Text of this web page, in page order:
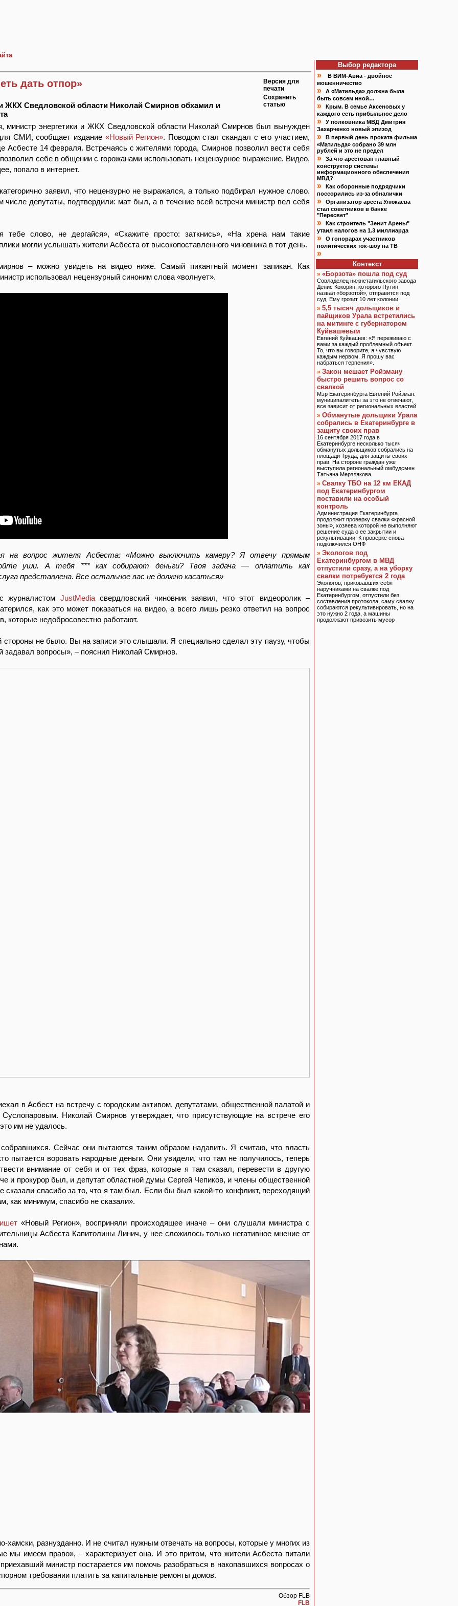
дать отпор»
ЖКХ Сведловской области Николай Смирнов обхамил и
Версия для
печати
Сохранить
статью
министр энергетики и ЖКХ Сведловской области Николай Смирнов был вынужден
СМИ, сообщает издание «Новый Регион». Поводом стал скандал с его участием,
Асбесте 14 февраля. Встречаясь с жителями города, Смирнов позволил вести себя
себе в общении с горожанами использовать нецензурное выражение. Видео,
попало в интернет.
заявил, что нецензурно не выражался, а только подбирал нужное слово.
числе депутаты, подтвердили: мат был, а в течение всей встречи министр вел себя
слово, не дергайся», «Скажите просто: заткнись», «На хрена нам такие
могли услышать жители Асбеста от высокопоставленного чиновника в тот день.
– можно увидеть на видео ниже. Самый пикантный момент запикан. Как
использовал нецензурный синоним слова «волнует».
на вопрос жителя Асбеста: «Можно выключить камеру? Я отвечу прямым
уши. А тебя *** как собирают деньги? Твоя задача — оплатить как
представлена. Все остальное вас не должно касаться»
журналистом JustMediaсвердловский чиновник заявил, что этот видеоролик –
как это может показаться на видео, а всего лишь резко ответил на вопрос
которые недобросовестно работают.
стороны не было. Вы на записи это слышали. Я специально сделал эту паузу, чтобы
задавал вопросы», – пояснил Николай Смирнов.
в Асбест на встречу с городским активом, депутатами, общественной палатой и
Николай Смирнов утверждает, что присутствующие на встрече его
им не удалось.
Сейчас они пытаются таким образом надавить. Я считаю, что власть
пытается воровать народные деньги. Они увидели, что там не получилось, теперь
внимание от себя и от тех фраз, которые я там сказал, перевести в другую
и прокурор был, и депутат областной думы Сергей Чепиков, и члены общественной
сказали спасибо за то, что я там был. Если бы был какой-то конфликт, переходящий
как минимум, спасибо не сказали».
«Новый Регион», восприняли происходящее иначе – они слушали министра с
Асбеста Капитолины Линич, у нее сложилось только негативное мнение от
хамски, разнузданно. И не считал нужным отвечать на вопросы, которые у многих из
мы имеем право», – характеризует она. И это притом, что жители Асбеста питали
министр постарается им помочь разобраться в накопавшихся вопросах о
требовании платить за капитальные ремонты домов.
Обзор FLB
FLB
Выбор редактора
»
В ВИМ-Авиа - двойное
мошенничество
»
А «Матильда» должна была
быть совсем иной…
»
Крым. В семье Аксеновых у
каждого есть прибыльное дело
»
У полковника МВД Дмитрия
Захарченко новый эпизод
»
В первый день проката фильма
«Матильда» собрано 39 млн
рублей и это не предел
»
За что арестован главный
конструктор системы
информационного обеспечения
МВД?
»
Как оборонные подрядчики
поссорились из-за обналички
»
Организатор ареста Улюкаева
стал советников в банке
"Пересвет"
»
Как строитель "Зенит Арены"
утаил налогов на 1.3 миллиарда
»
О гонорарах участников
политических ток-шоу на ТВ
»
Контекст
» «Борзота» пошла под суд
Совладелец нижнетагильского завода
Денис Кокорин, которого Путин
назвал «борзотой», отправится под
суд. Ему грозит 10 лет колонии
» 5,5 тысяч дольщиков и
пайщиков Урала встретились
на митинге с губернатором
Куйвашевым
Евгений Куйвашев: «Я переживаю с
вами за каждый проблемный объект.
То, что вы говорите, я чувствую
каждым нервом. Я прошу вас
набраться терпения».
» Закон мешает Ройзману
быстро решить вопрос со
свалкой
Мэр Екатеринбурга Евгений Ройзман:
муниципалитеты за это не отвечают,
все зависит от региональных властей
» Обманутые дольщики Урала
собрались в Екатеринбурге в
защиту своих прав
16 сентября 2017 года в
Екатеринбурге несколько тысяч
обманутых дольщиков собрались на
площади Труда, для защиты своих
прав. На стороне граждан уже
выступила региональный омбудсмен
Татьяна Мерзлякова.
» Свалку ТБО на 12 км ЕКАД
под Екатеринбургом
поставили на особый
контроль
Администрация Екатеринбурга
продолжит проверку свалки «красной
зоны», хозяева которой не выполняют
решение суда о ее закрытии и
рекультивации. К проверке снова
подключился ОНФ
» Экологов под
Екатеринбургом в МВД
отпустили сразу, а на уборку
свалки потребуется 2 года
Экологов, приковавших себя
наручниками на свалке под
Екатеринбургом, отпустили без
составления протокола, саму свалку
собираются рекультивировать, но на
это нужно 2 года, а машины
продолжают привозить мусор